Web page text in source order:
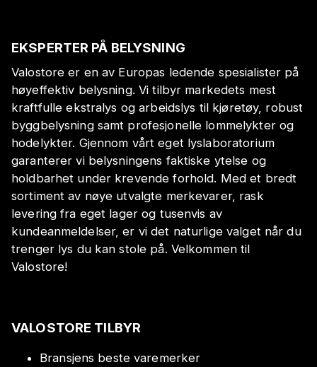
EKSPERTER PÅ BELYSNING
Valostore er en av Europas ledende spesialister på
høyeffektiv belysning. Vi tilbyr markedets mest
kraftfulle ekstralys og arbeidslys til kjøretøy, robust
byggbelysning samt profesjonelle lommelykter og
hodelykter. Gjennom vårt eget lyslaboratorium
garanterer vi belysningens faktiske ytelse og
holdbarhet under krevende forhold. Med et bredt
sortiment av nøye utvalgte merkevarer, rask
levering fra eget lager og tusenvis av
kundeanmeldelser, er vi det naturlige valget når du
trenger lys du kan stole på. Velkommen til
Valostore!
VALOSTORE TILBYR
Bransjens beste varemerker